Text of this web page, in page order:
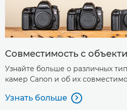
Совместимость с
Узнайте больше о различных
камер Canon и об их
Узнать больше 